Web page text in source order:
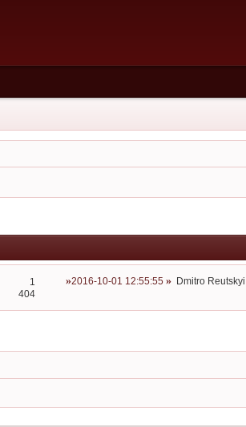
1
404
2016-10-01 12:55:55 Dmitro Reutskyi